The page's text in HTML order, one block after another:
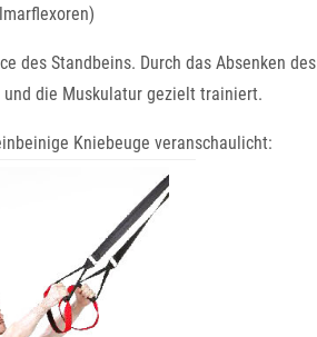
des Standbeins. Durch das Absenken des
die Muskulatur gezielt trainiert.
Kniebeuge veranschaulicht: